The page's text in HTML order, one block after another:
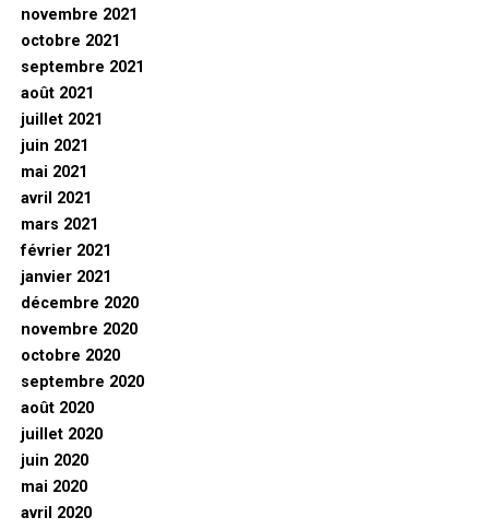
novembre 2021
octobre 2021
septembre 2021
août 2021
juillet 2021
juin 2021
mai 2021
avril 2021
mars 2021
février 2021
janvier 2021
décembre 2020
novembre 2020
octobre 2020
septembre 2020
août 2020
juillet 2020
juin 2020
mai 2020
avril 2020